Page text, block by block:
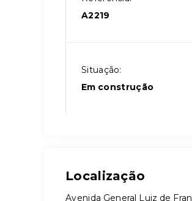
A2219
Situação:
Em construção
Localização
Avenida General Luiz de